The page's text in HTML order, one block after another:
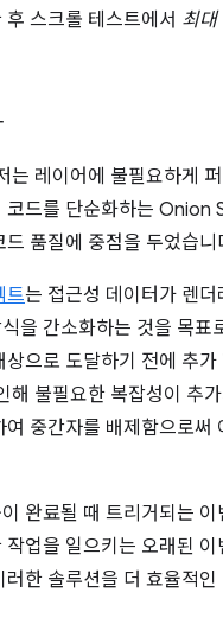
후 스크롤 테스트에서 최대
는 레이어에 불필요하게
코드를 단순화하는 Onion
드 품질에 중점을 두었습니
트는 접근성 데이터가 렌
을 간소화하는 것을 목표
상으로 도달하기 전에 추
해 불필요한 복잡성이 추
여 중간자를 배제함으로써
완료될 때 트리거되는
작업을 일으키는 오래된
러한 솔루션을 더 효율적인